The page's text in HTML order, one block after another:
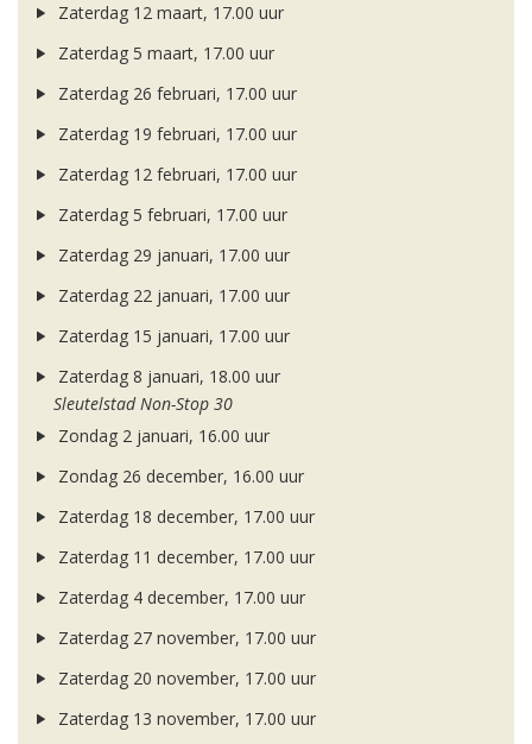
Zaterdag 12 maart, 17.00 uur
Zaterdag 5 maart, 17.00 uur
Zaterdag 26 februari, 17.00 uur
Zaterdag 19 februari, 17.00 uur
Zaterdag 12 februari, 17.00 uur
Zaterdag 5 februari, 17.00 uur
Zaterdag 29 januari, 17.00 uur
Zaterdag 22 januari, 17.00 uur
Zaterdag 15 januari, 17.00 uur
Zaterdag 8 januari, 18.00 uur
Sleutelstad Non-Stop 30
Zondag 2 januari, 16.00 uur
Zondag 26 december, 16.00 uur
Zaterdag 18 december, 17.00 uur
Zaterdag 11 december, 17.00 uur
Zaterdag 4 december, 17.00 uur
Zaterdag 27 november, 17.00 uur
Zaterdag 20 november, 17.00 uur
Zaterdag 13 november, 17.00 uur